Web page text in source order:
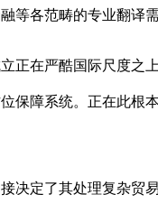
等各范畴的专业翻译需
在严酷国际尺度之上
保障系统。正在此根
定了其处理复杂贸易